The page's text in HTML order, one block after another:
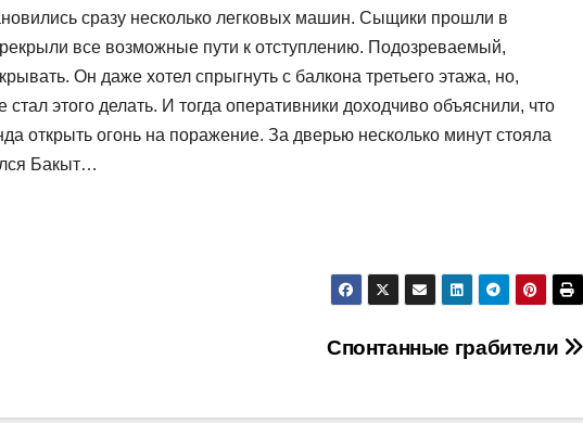
сразу несколько легковых машин. Сыщики прошли в
все возможные пути к отступлению. Подозреваемый,
Он даже хотел спрыгнуть с балкона третьего этажа, но,
этого делать. И тогда оперативники доходчиво объяснили, что
открыть огонь на поражение. За дверью несколько минут стояла
Бакыт…
Спонтанные грабители